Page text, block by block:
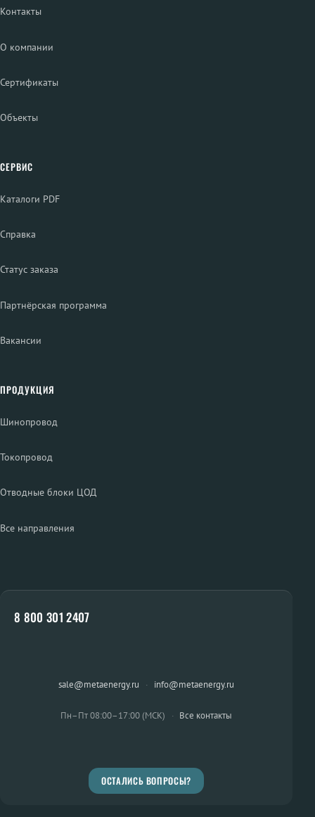
Контакты
О компании
Сертификаты
Объекты
СЕРВИС
Каталоги PDF
Справка
Статус заказа
Партнёрская программа
Вакансии
ПРОДУКЦИЯ
Шинопровод
Токопровод
Отводные блоки ЦОД
Все направления
8 800 301 2407
sale@metaenergy.ru · info@metaenergy.ru
Пн–Пт 08:00–17:00 (МСК) · Все контакты
ОСТАЛИСЬ ВОПРОСЫ?